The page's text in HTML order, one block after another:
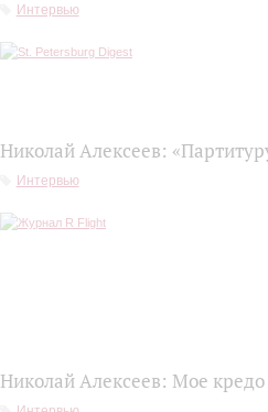
Интервью
Николай Алексеев:
Интервью
Николай Алексеев: Мое